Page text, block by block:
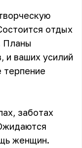
отдых
Планы
и ваших усилий
терпение
заботах
женщин.